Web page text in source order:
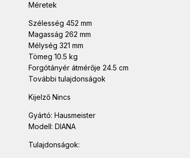
Méretek
Szélesség 452 mm
Magasság 262 mm
Mélység 321 mm
Tömeg 10.5 kg
Forgótányér átmérője 24.5 cm
További tulajdonságok
Kijelző Nincs
Gyártó: Hausmeister
Modell: DIANA
Tulajdonságok: